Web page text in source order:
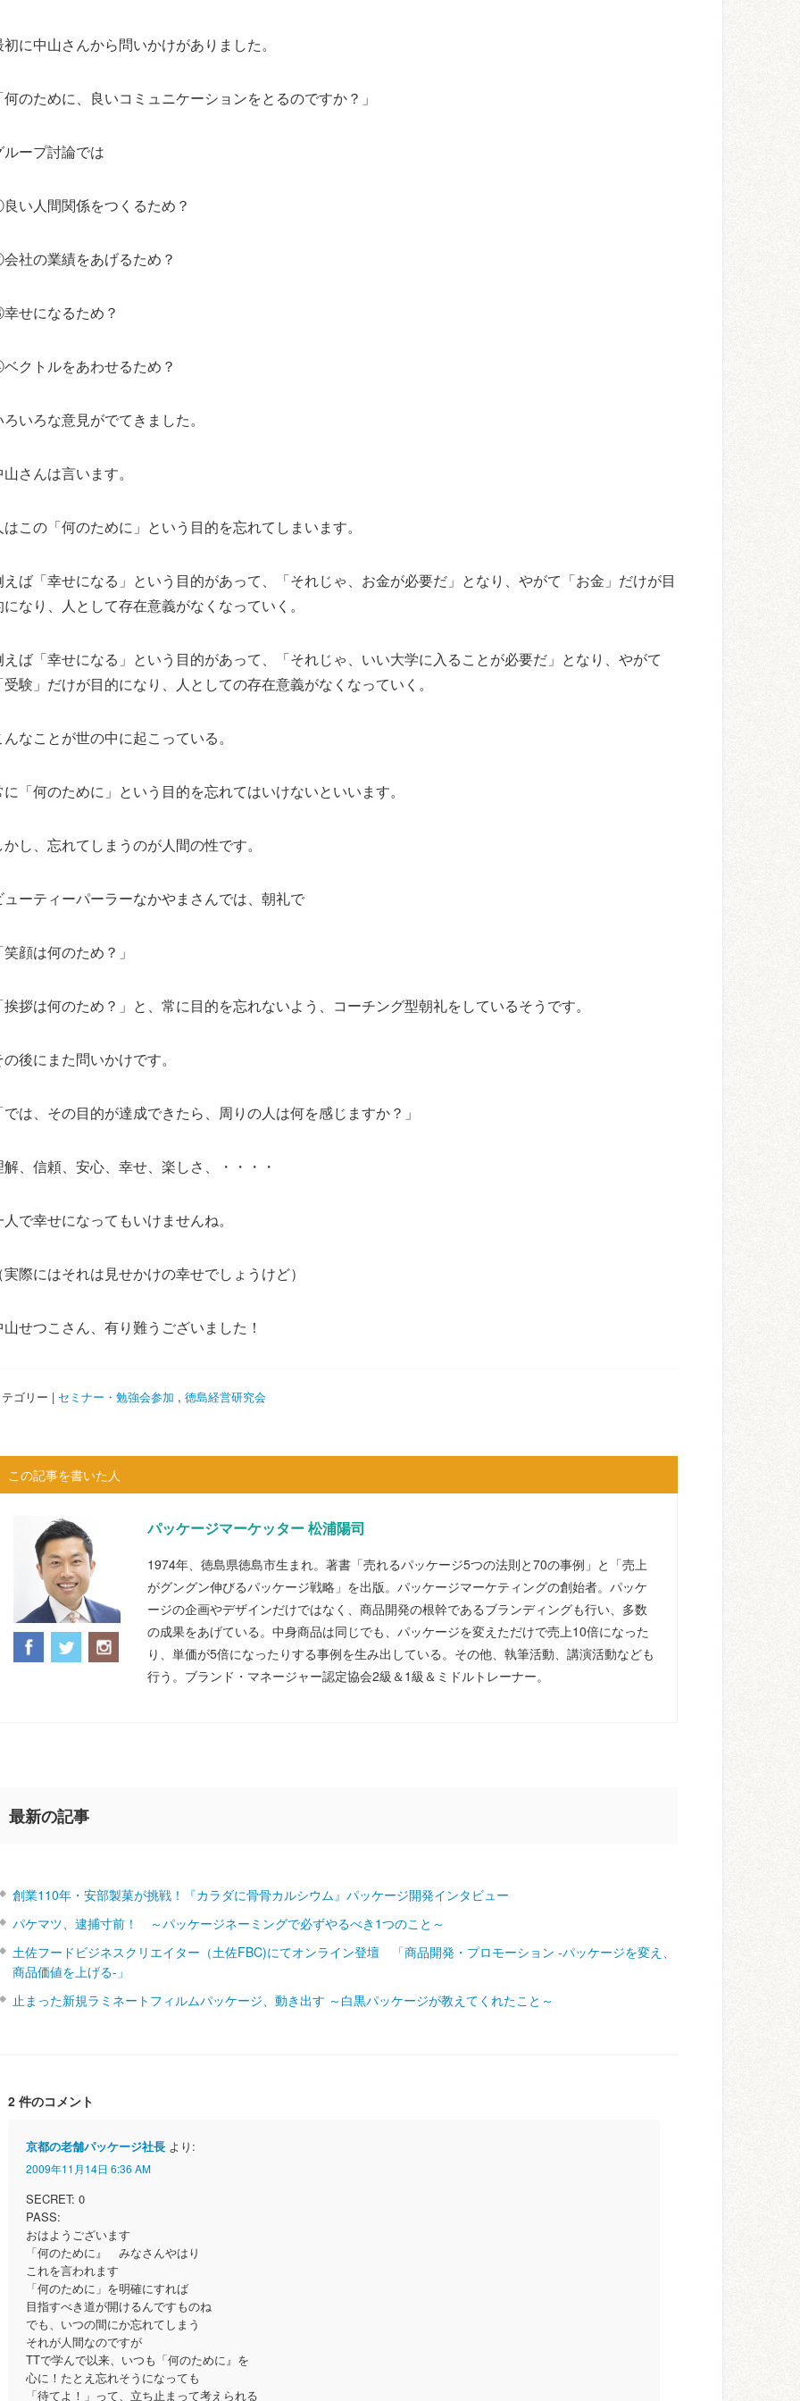
初に中山さんから問いかけがありました。
何のために、良いコミュニケーションをとるのですか？」
ループ討論では
い人間関係をつくるため？
社の業績をあげるため？
せになるため？
クトルをあわせるため？
ろいろな意見がでてきました。
さんは言います。
はこの「何のために」という目的を忘れてしまいます。
えば「幸せになる」という目的があって、「それじゃ、お金が必要だ」となり、やがて「お金」だけが目
になり、人として存在意義がなくなっていく。
えば「幸せになる」という目的があって、「それじゃ、いい大学に入ることが必要だ」となり、やがて
受験」だけが目的になり、人としての存在意義がなくなっていく。
んなことが世の中に起こっている。
に「何のために」という目的を忘れてはいけないといいます。
かし、忘れてしまうのが人間の性です。
ューティーパーラーなかやまさんでは、朝礼で
笑顔は何のため？」
挨拶は何のため？」と、常に目的を忘れないよう、コーチング型朝礼をしているそうです。
の後にまた問いかけです。
では、その目的が達成できたら、周りの人は何を感じますか？」
解、信頼、安心、幸せ、楽しさ、・・・・
人で幸せになってもいけませんね。
実際にはそれは見せかけの幸せでしょうけど）
山せつこさん、有り難うございました！
ゴリー | セミナー・勉強会参加 , 徳島経営研究会
この記事を書いた人
パッケージマーケッター 松浦陽司
1974年、徳島県徳島市生まれ。著書「売れるパッケージ5つの法則と70の事例」と「売上
がグングン伸びるパッケージ戦略」を出版。パッケージマーケティングの創始者。パッケ
ージの企画やデザインだけではなく、商品開発の根幹であるブランディングも行い、多数
の成果をあげている。中身商品は同じでも、パッケージを変えただけで売上10倍になった
り、単価が5倍になったりする事例を生み出している。その他、執筆活動、講演活動なども
行う。ブランド・マネージャー認定協会2級＆1級＆ミドルトレーナー。
最新の記事
創業110年・安部製菓が挑戦！『カラダに骨骨カルシウム』パッケージ開発インタビュー
パケマツ、逮捕寸前！ ～パッケージネーミングで必ずやるべき1つのこと～
土佐フードビジネスクリエイター（土佐FBC)にてオンライン登壇 「商品開発・プロモーション ‐パッケージを変え、
商品価値を上げる‐」
止まった新規ラミネートフィルムパッケージ、動き出す ～白黒パッケージが教えてくれたこと～
2 件のコメント
京都の老舗パッケージ社長 より:
2009年11月14日 6:36 AM
SECRET: 0
PASS:
おはようございます
「何のために』 みなさんやはり
これを言われます
「何のために」を明確にすれば
目指すべき道が開けるんですものね
でも、いつの間にか忘れてしまう
それが人間なのですが
TTで学んで以来、いつも「何のために』を
心に！たとえ忘れそうになっても
「待てよ！」って、立ち止まって考えられる